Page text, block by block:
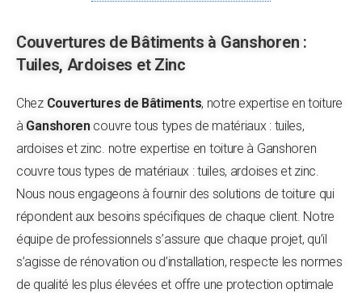
Couvertures de Bâtiments à Ganshoren :
Tuiles, Ardoises et Zinc
Chez Couvertures de Bâtiments, notre expertise en toiture
à Ganshoren couvre tous types de matériaux : tuiles,
ardoises et zinc. notre expertise en toiture à Ganshoren
couvre tous types de matériaux : tuiles, ardoises et zinc.
Nous nous engageons à fournir des solutions de toiture qui
répondent aux besoins spécifiques de chaque client. Notre
équipe de professionnels s’assure que chaque projet, qu’il
s’agisse de rénovation ou d’installation, respecte les normes
de qualité les plus élevées et offre une protection optimale